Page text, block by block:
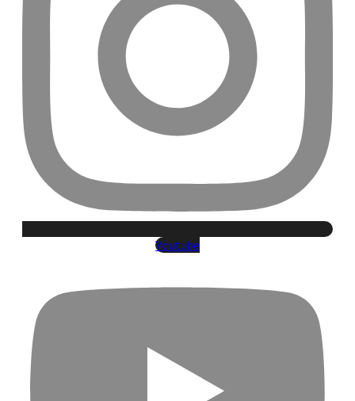
Youtube